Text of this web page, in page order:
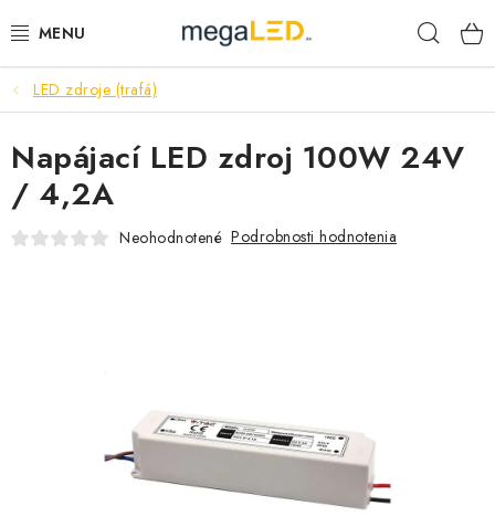
na
PRIEMYSEL
SVIETIDLÁ
ŽIAROVKY A TRUBICE
SAMSUNG SVIETIDLÁ
LED zdroje (trafá)
Napájací LED zdroj 100W 24V
/ 4,2A
Neohodnotené Podrobnosti hodnotenia